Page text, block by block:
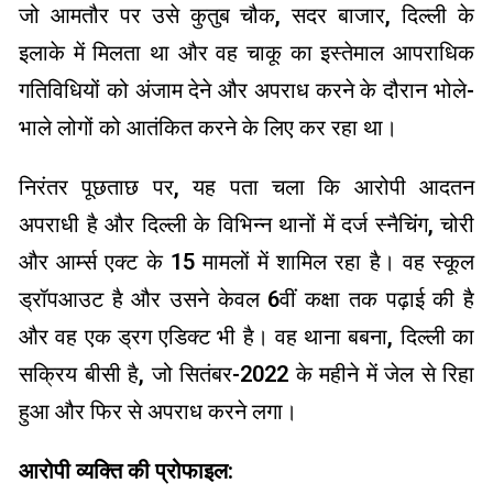
जो आमतौर पर उसे कुतुब चौक, सदर बाजार, दिल्ली के
इलाके में मिलता था और वह चाकू का इस्तेमाल आपराधिक
गतिविधियों को अंजाम देने और अपराध करने के दौरान भोले-
भाले लोगों को आतंकित करने के लिए कर रहा था।
निरंतर पूछताछ पर, यह पता चला कि आरोपी आदतन
अपराधी है और दिल्ली के विभिन्न थानों में दर्ज स्नैचिंग, चोरी
और आर्म्स एक्ट के 15 मामलों में शामिल रहा है। वह स्कूल
ड्रॉपआउट है और उसने केवल 6वीं कक्षा तक पढ़ाई की है
और वह एक ड्रग एडिक्ट भी है। वह थाना बबना, दिल्ली का
सक्रिय बीसी है, जो सितंबर-2022 के महीने में जेल से रिहा
हुआ और फिर से अपराध करने लगा।
आरोपी व्यक्ति की प्रोफाइल: